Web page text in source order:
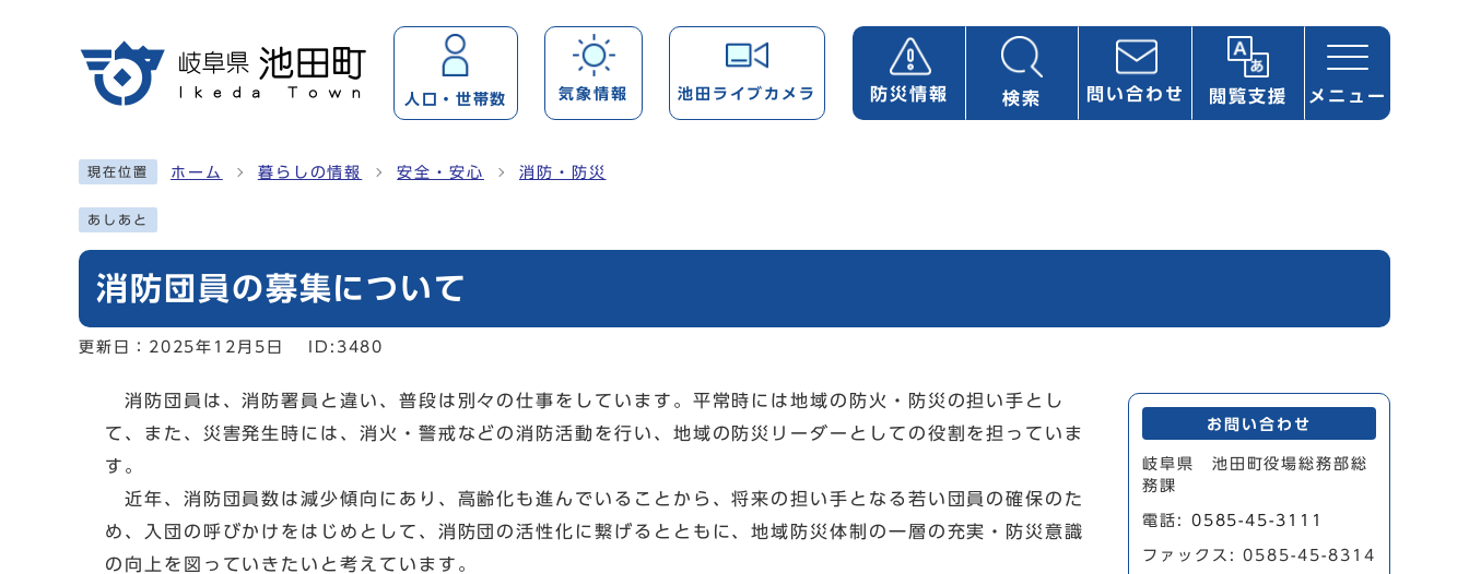
人口・世帯数 気象情報 池田ライブカメラ 防災情報 検索 問い合わせ 閲覧支援 メニュー
ここから本文です
現在位置 ホーム 暮らしの情報 安全・安心 消防・防災
あしあと
消防団員の募集について
更新日： 2025年12月5日 ID:3480
消防団員は、消防署員と違い、普段は別々の仕事をしています。平常時には地域の防火・防災の担い手とし
て、また、災害発生時には、消火・警戒などの消防活動を行い、地域の防災リーダーとしての役割を担っていま
す。
近年、消防団員数は減少傾向にあり、高齢化も進んでいることから、将来の担い手となる若い団員の確保のた
め、入団の呼びかけをはじめとして、消防団の活性化に繋げるとともに、地域防災体制の一層の充実・防災意識
の向上を図っていきたいと考えています。
お問い合わせ
岐阜県 池田町役場総務部総
務課
電話: 0585-45-3111
ファックス: 0585-45-8314